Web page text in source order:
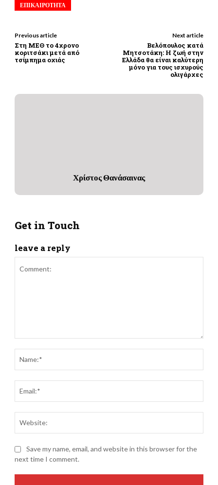
ΕΠΙΚΑΙΡΟΤΗΤΑ
Previous article
Στη ΜΕΘ το 4χρονο
κοριτσάκι μετά από
τσίμπημα οχιάς
Next article
Βελόπουλος κατά
Μητσοτάκη: Η ζωή στην
Ελλάδα θα είναι καλύτερη
μόνο για τους ισχυρούς
ολιγάρχες
Χρίστος Θανάσαινας
Get in Touch
leave a reply
Save my name, email, and website in this browser for the
next time I comment.